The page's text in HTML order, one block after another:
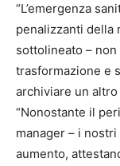
“L’emergenza
penalizzanti della
sottolineato –
trasformazione e
archiviare un altro
“Nonostante il
manager – i
aumento,